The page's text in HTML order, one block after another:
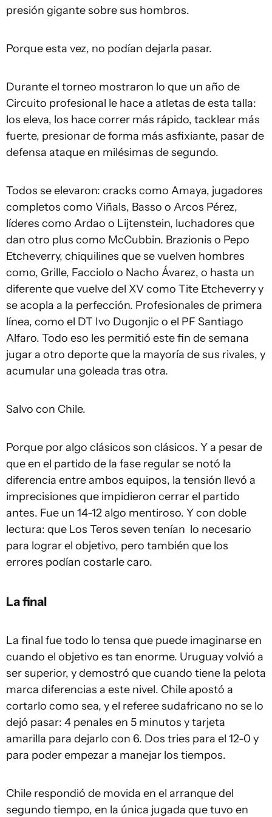
presión gigante sobre sus hombros.
Porque esta vez, no podían dejarla pasar.
Durante el torneo mostraron lo que un año de
Circuito profesional le hace a atletas de esta talla:
los eleva, los hace correr más rápido, tacklear más
fuerte, presionar de forma más asfixiante, pasar de
defensa ataque en milésimas de segundo.
Todos se elevaron: cracks como Amaya, jugadores
completos como Viñals, Basso o Arcos Pérez,
líderes como Ardao o Lijtenstein, luchadores que
dan otro plus como McCubbin. Brazionis o Pepo
Etcheverry, chiquilines que se vuelven hombres
como, Grille, Facciolo o Nacho Ávarez, o hasta un
diferente que vuelve del XV como Tite Etcheverry y
se acopla a la perfección. Profesionales de primera
línea, como el DT Ivo Dugonjic o el PF Santiago
Alfaro. Todo eso les permitió este fin de semana
jugar a otro deporte que la mayoría de sus rivales, y
acumular una goleada tras otra.
Salvo con Chile.
Porque por algo clásicos son clásicos. Y a pesar de
que en el partido de la fase regular se notó la
diferencia entre ambos equipos, la tensión llevó a
imprecisiones que impidieron cerrar el partido
antes. Fue un 14-12 algo mentiroso. Y con doble
lectura: que Los Teros seven tenían lo necesario
para lograr el objetivo, pero también que los
errores podían costarle caro.
La final
La final fue todo lo tensa que puede imaginarse en
cuando el objetivo es tan enorme. Uruguay volvió a
ser superior, y demostró que cuando tiene la pelota
marca diferencias a este nivel. Chile apostó a
cortarlo como sea, y el referee sudafricano no se lo
dejó pasar: 4 penales en 5 minutos y tarjeta
amarilla para dejarlo con 6. Dos tries para el 12-0 y
para poder empezar a manejar los tiempos.
Chile respondió de movida en el arranque del
segundo tiempo, en la única jugada que tuvo en